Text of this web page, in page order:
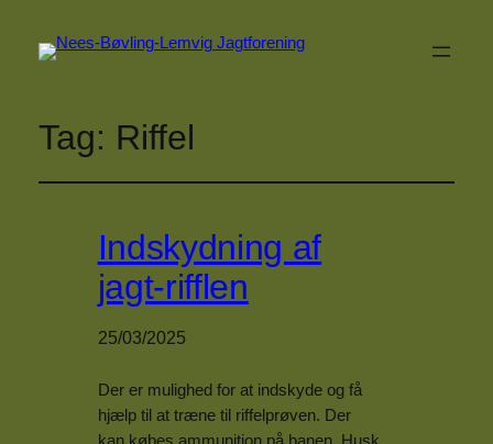
Tag: Riffel
Indskydning af
jagt-rifflen
25/03/2025
Der er mulighed for at indskyde og få
hjælp til at træne til riffelprøven. Der
kan købes ammunition på banen. Husk